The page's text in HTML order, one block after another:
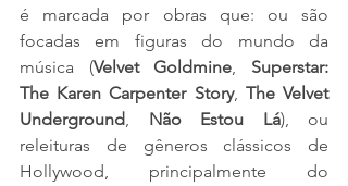
é marcada por obras que: ou são
focadas em figuras do mundo da
música (Velvet Goldmine, Superstar:
The Karen Carpenter Story, The Velvet
Underground, Não Estou Lá), ou
releituras de gêneros clássicos de
Hollywood, principalmente do